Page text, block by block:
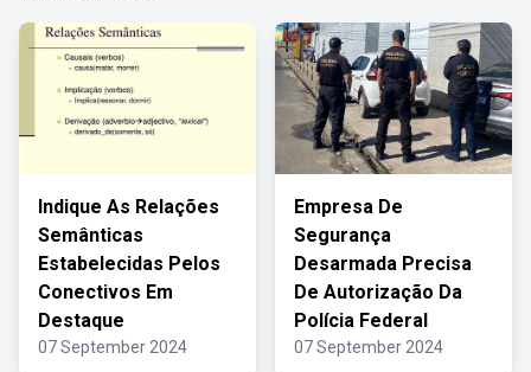
Indique As Relações
Semânticas
Estabelecidas Pelos
Conectivos Em
Destaque
07 September 2024
Empresa De
Segurança
Desarmada Precisa
De Autorização Da
Polícia Federal
07 September 2024